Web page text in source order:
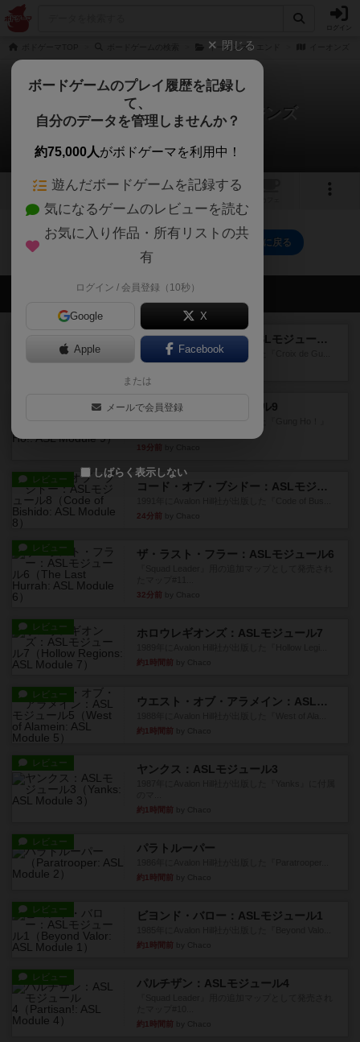
イーオンズ・エンド
イーオンズ・エンド: オリジンズ
0件の戦略やコツ
1
イーオンズ・エンド: オリジンズのトップに戻る
会員の新しい投稿
クロワ・ド・ゲール：ASLモジュール10
1992年にAvalon Hill社が出版した『Croix de Gu...
ガンホー：ASLモジュール9
19分前
レビュー
コード・オブ・ブシドー：ASLモジュール8
24分前
レビュー ザ・ラスト・フラー：ASLモジュール6
32分前
レビュー ホロウレギオンズ：ASLモジュール7
約1時間前
レビュー
ウエスト・オブ・アラメイン：ASLモジュール5
約1時間前
レビュー ヤンクス：ASLモジュール3
約1時間前
レビュー パラトルーパー
約1時間前
レビュー ビヨンド・バロー：ASLモジュール1
約1時間前
レビュー パルチザン：ASLモジュール4
約1時間前
閉じる
ボードゲームのプレイ履歴を記録し
て、
自分のデータを管理しませんか？
約75,000人がボドゲーマを利用中！
遊んだボードゲームを記録する
気になるゲームのレビューを読む
お気に入り作品・所有リストの共
有
ログイン / 会員登録（10秒）
Google X
Apple Facebook
または
メールで会員登録
しばらく表示しない